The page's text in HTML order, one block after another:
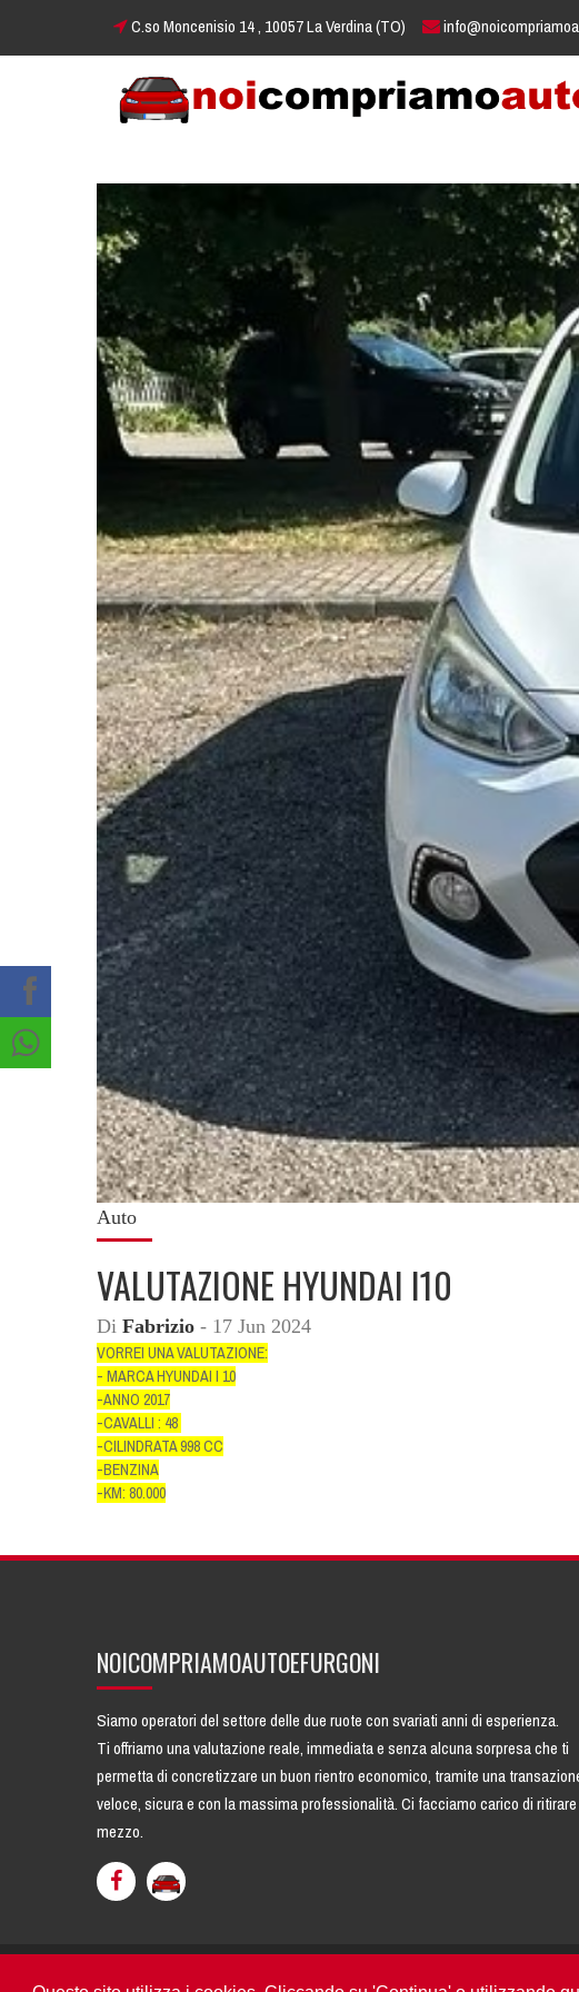
C.so Moncenisio 14 , 10057 La Verdina (TO)
Auto
VALUTAZIONE HYUNDAI I10
Di Fabrizio - 17 Jun 2024
VORREI UNA VALUTAZIONE:
- MARCA HYUNDAI I 10
-ANNO 2017
-CAVALLI : 48
-CILINDRATA 998 CC
-BENZINA
-KM: 80.000
NOICOMPRIAMOAUTOEFURGONI
Siamo operatori del settore delle due ruote con svariati anni di esperienza.
Ti offriamo unavalutazione reale, immediata e senza alcuna sorpresa che ti
permetta di concretizzare un buon rientro economico, tramite una
veloce, sicura e con la massima professionalità. Ci facciamo carico di
mezzo.